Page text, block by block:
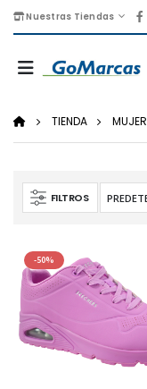
Nuestras Tiendas
TIENDA MUJER
FILTROS
-50%